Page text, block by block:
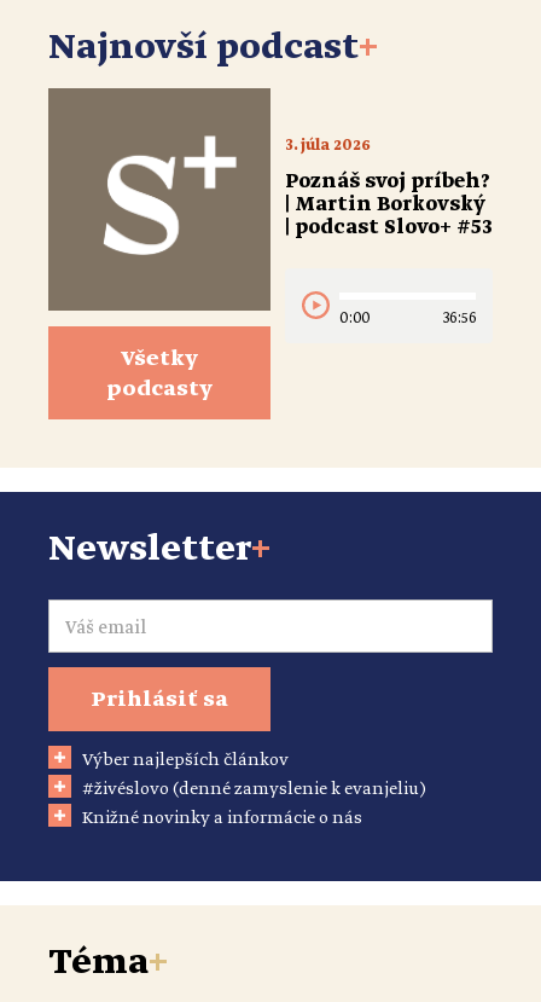
Najnovší podcast+
Všetky
podcasty
3. júla 2026
Poznáš svoj príbeh?
| Martin Borkovský
| podcast Slovo+ #53
0:00 36:56
Newsletter+
Email
Prihlásiť sa
Výber najlepších článkov
#živéslovo (denné zamyslenie k evanjeliu)
Knižné novinky a informácie o nás
Téma+